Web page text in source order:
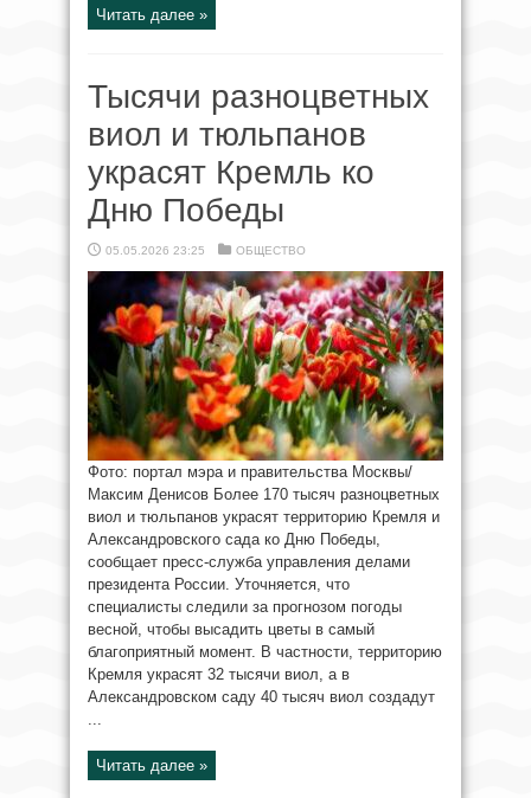
Читать далее »
Тысячи разноцветных
виол и тюльпанов
украсят Кремль ко
Дню Победы
05.05.2026 23:25 ОБЩЕСТВО
Фото: портал мэра и правительства Москвы/
Максим Денисов Более 170 тысяч разноцветных
виол и тюльпанов украсят территорию Кремля и
Александровского сада ко Дню Победы,
сообщает пресс-служба управления делами
президента России. Уточняется, что
специалисты следили за прогнозом погоды
весной, чтобы высадить цветы в самый
благоприятный момент. В частности, территорию
Кремля украсят 32 тысячи виол, а в
Александровском саду 40 тысяч виол создадут
...
Читать далее »